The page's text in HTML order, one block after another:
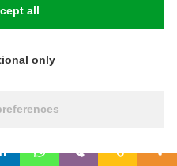
all
only
DRŽAVA B...